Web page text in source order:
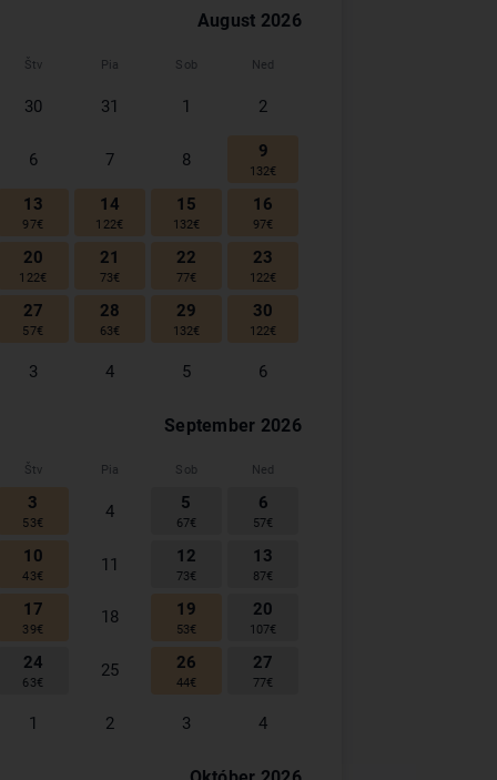
August 2026
Štv Pia Sob Ned
30 31 1 2
6 7 8 9
132€
13
97€
14
122€
15
132€
16
97€
20
122€
21
73€
22
77€
23
122€
27
57€
28
63€
29
132€
30
122€
3 4 5 6
September 2026
Štv Pia Sob Ned
3
53€
4 5
67€
6
57€
10
43€
11 12
73 €
13
87€
17
39€
18 19
53€
20
107€
24
63€
25 26
44€
27
77€
1 2 3 4